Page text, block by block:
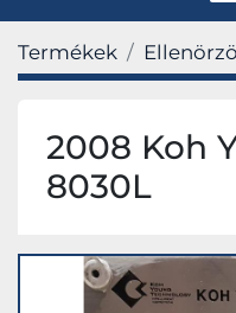
Termékek
2008 Koh
8030L